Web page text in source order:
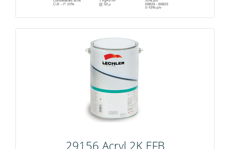
29156 Acryl 2K EFB